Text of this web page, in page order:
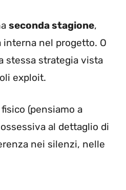
seconda stagione,
nel progetto. O
stessa strategia vista
exploit.
(pensiamo a
al dettaglio di
nei silenzi, nelle